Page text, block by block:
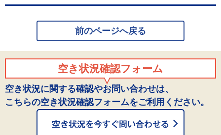
前のページへ戻る
空き状況確認フォーム
空き状況に関する確認やお問い合わせは、
こちらの空き状況確認フォームをご利用ください。